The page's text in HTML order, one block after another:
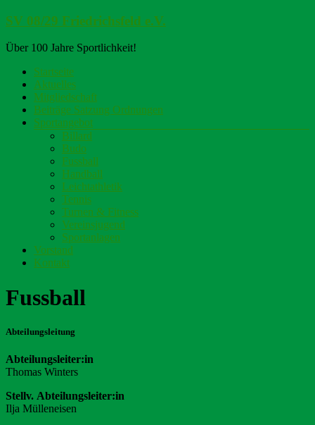
Zum
springen
SV 08/29 Friedrichsfeld e.V.
Über 100 Jahre Sportlichkeit!
Menü
Startseite
Aktuelles
Mitgliedschaft
Beiträge Satzung Ordnungen
Sportangebot
Billard
Budo
Fussball
Handball
Leichtathletik
Tennis
Turnen & Fitness
Vereinsjugend
Sportanlagen
Vorstand
Kontakt
Fussball
Abteilungsleitung
Abteilungsleiter:in
Thomas Winters
Stellv. Abteilungsleiter:in
Ilja Mülleneisen